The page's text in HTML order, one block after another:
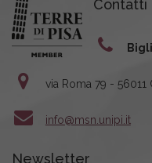
Contatti
via Roma 79 - 56011
info@msn.unipi.it
Newsletter